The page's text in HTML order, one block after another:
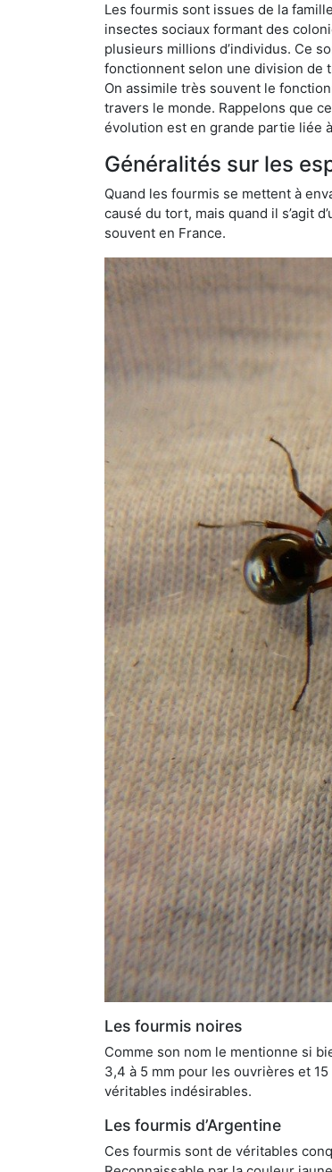
Les fourmis sont issues de la
insectes sociaux formant des
plusieurs millions d’individus. Ce
fonctionnent selon une division de
On assimile très souvent le
travers le monde. Rappelons que
évolution est en grande partie liée
Généralités sur les
Quand les fourmis se mettent à
causé du tort, mais quand il s’agit
souvent en France.
Les fourmis noires
Comme son nom le mentionne si
3,4 à 5 mm pour les ouvrières et
véritables indésirables.
Les fourmis d’Argentine
Ces fourmis sont de véritables